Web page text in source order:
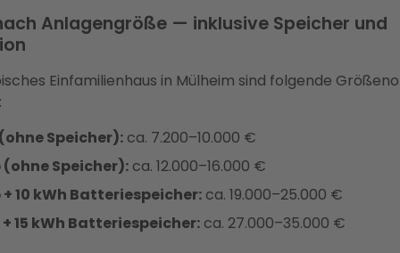
Anlagengröße — inklusive Speicher und
Einfamilienhaus in Mülheim sind folgende
Speicher):ca. 7.200–10.000 €
(ohne Speicher):ca. 12.000–16.000 €
+ 10 kWh Batteriespeicher:ca. 19.000–25.000 €
+ 15 kWh Batteriespeicher:ca. 27.000–35.000 €